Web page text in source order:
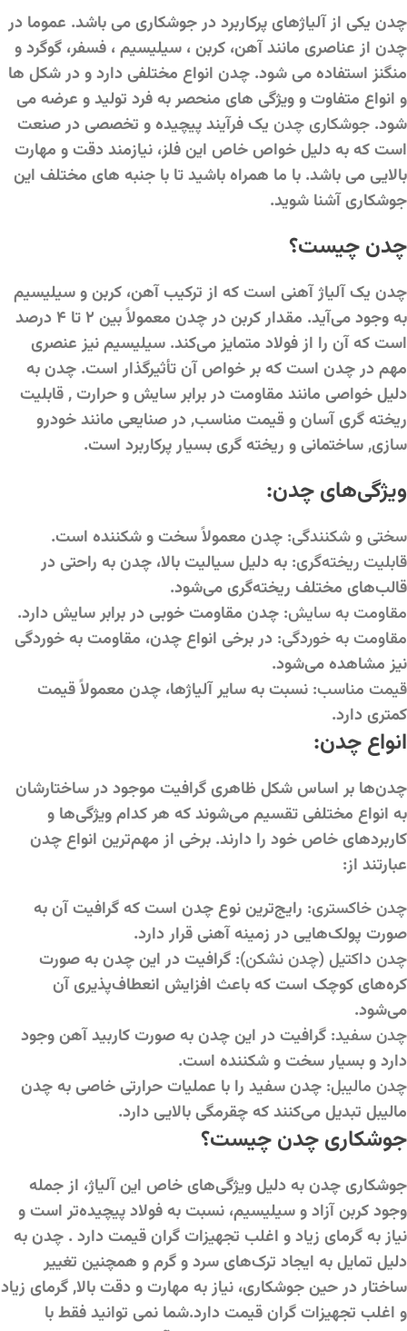
چدن یکی از آلیاژهای پرکاربرد در جوشکاری می‌ باشد. عموما در
چدن از عناصری مانند آهن، کربن ، سیلیسیم ، فسفر، گوگرد و
منگنز استفاده می شود. چدن‌ انواع مختلفی دارد و در شکل‌ ها
و انواع متفاوت و ویژگی های منحصر به فرد تولید و عرضه می‌
شود. جوشکاری چدن یک فرآیند پیچیده و تخصصی در صنعت
است که به دلیل خواص خاص این فلز، نیازمند دقت و مهارت
بالایی می باشد. با ما همراه باشید تا با جنبه های مختلف این
جوشکاری آشنا شوید.
چدن چیست؟
چدن یک آلیاژ آهنی است که از ترکیب آهن، کربن و سیلیسیم
به وجود می‌آید. مقدار کربن در چدن معمولاً بین ۲ تا ۴ درصد
است که آن را از فولاد متمایز می‌کند. سیلیسیم نیز عنصری
مهم در چدن است که بر خواص آن تأثیرگذار است. چدن به
دلیل خواصی مانند مقاومت در برابر سایش و حرارت , قابلیت
ریخته گری آسان و قیمت مناسب, در صنایعی مانند خودرو
سازی, ساختمانی و ریخته گری بسیار پرکاربرد است.
ویژگی‌های چدن:
سختی و شکنندگی: چدن معمولاً سخت و شکننده است.
قابلیت ریخته‌گری: به دلیل سیالیت بالا، چدن به راحتی در
قالب‌های مختلف ریخته‌گری می‌شود.
مقاومت به سایش: چدن مقاومت خوبی در برابر سایش دارد.
مقاومت به خوردگی: در برخی انواع چدن، مقاومت به خوردگی
نیز مشاهده می‌شود.
قیمت مناسب: نسبت به سایر آلیاژها، چدن معمولاً قیمت
کمتری دارد.
انواع چدن:
چدن‌ها بر اساس شکل ظاهری گرافیت موجود در ساختارشان
به انواع مختلفی تقسیم می‌شوند که هر کدام ویژگی‌ها و
کاربردهای خاص خود را دارند. برخی از مهم‌ترین انواع چدن
عبارتند از:
چدن خاکستری: رایج‌ترین نوع چدن است که گرافیت آن به
صورت پولک‌هایی در زمینه آهنی قرار دارد.
چدن داکتیل (چدن نشکن): گرافیت در این چدن به صورت
کره‌های کوچک است که باعث افزایش انعطاف‌پذیری آن
می‌شود.
چدن سفید: گرافیت در این چدن به صورت کاربید آهن وجود
دارد و بسیار سخت و شکننده است.
چدن مالیبل: چدن سفید را با عملیات حرارتی خاصی به چدن
مالیبل تبدیل می‌کنند که چقرمگی بالایی دارد.
جوشکاری چدن چیست؟
جوشکاری چدن به دلیل ویژگی‌های خاص این آلیاژ، از جمله
وجود کربن آزاد و سیلیسیم، نسبت به فولاد پیچیده‌تر است و
نیاز به گرمای زیاد و اغلب تجهیزات گران قیمت دارد . چدن به
دلیل تمایل به ایجاد ترک‌های سرد و گرم و همچنین تغییر
ساختار در حین جوشکاری، نیاز به مهارت و دقت بالا, گرمای زیاد
و اغلب تجهیزات گران قیمت دارد.شما نمی توانید فقط با